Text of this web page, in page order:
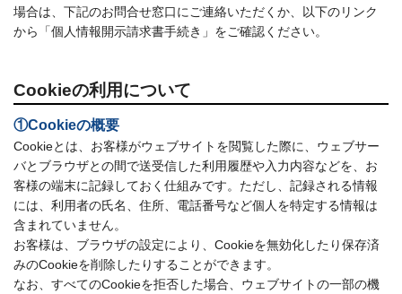
場合は、下記のお問合せ窓口にご連絡いただくか、以下のリンク
から「個人情報開示請求書手続き」をご確認ください。
Cookieの利用について
①Cookieの概要
Cookieとは、お客様がウェブサイトを閲覧した際に、ウェブサー
バとブラウザとの間で送受信した利用履歴や入力内容などを、お
客様の端末に記録しておく仕組みです。ただし、記録される情報
には、利用者の氏名、住所、電話番号など個人を特定する情報は
含まれていません。
お客様は、ブラウザの設定により、Cookieを無効化したり保存済
みのCookieを削除したりすることができます。
なお、すべてのCookieを拒否した場合、ウェブサイトの一部の機